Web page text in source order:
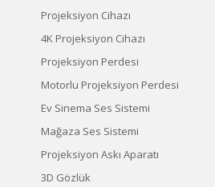
Projeksiyon Cihazı
4K Projeksiyon Cihazı
Projeksiyon Perdesi
Motorlu Projeksiyon Perdesi
Ev Sinema Ses Sistemi
Mağaza Ses Sistemi
Projeksiyon Askı Aparatı
3D Gözlük